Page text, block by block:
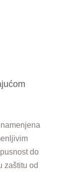
do
zaštitu od